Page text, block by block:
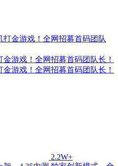
金游戏！全网招募首码团队长！
金游戏！全网招募首码团队长！
2.2W+